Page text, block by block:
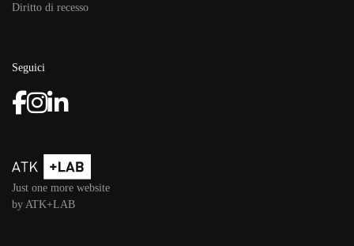
Diritto di recesso
Seguici
Just one more website
by ATK+LAB